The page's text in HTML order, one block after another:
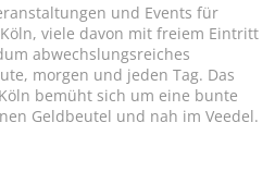
und Events für
viele davon mit freiem Eintritt
abwechslungsreiches
morgen und jeden Tag. Das
bemüht sich um eine bunte
Geldbeutel und nah im Veedel.